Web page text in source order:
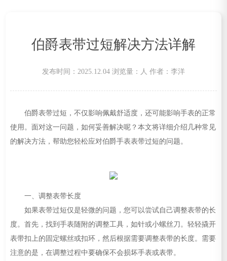
伯爵表带过短解决方法详解
发布时间：2025.12.04 浏览量： 人 作者：李洋
伯爵表带过短，不仅影响佩戴舒适度，还可能影响手表的正常
使用。面对这一问题，如何妥善解决呢？本文将详细介绍几种常见
的解决方法，帮助您轻松应对伯爵手表表带过短的问题。
一、调整表带长度
如果表带过短仅是轻微的问题，您可以尝试自己调整表带的长
度。首先，找到手表随附的调整工具，如针或小螺丝刀。轻轻撬开
表带扣上的固定螺丝或扣环，然后根据需要调整表带的长度。需要
注意的是，在调整过程中要确保不会损坏手表或表带。